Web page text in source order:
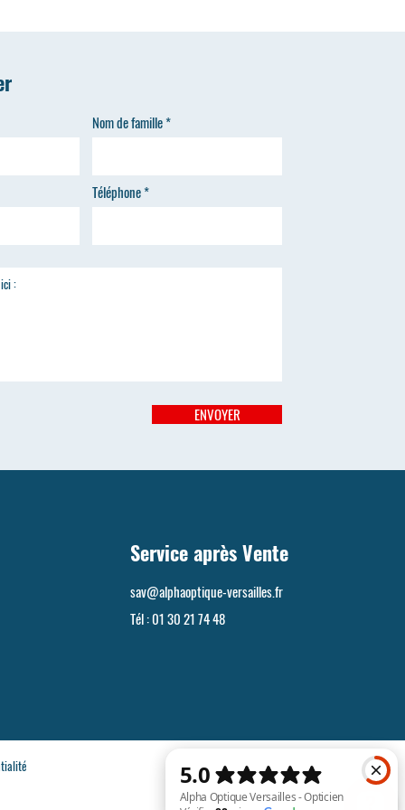
Nom de famille
Téléphone
ENVOYER
Service après Vente
sav@alphaoptique-versailles.fr
Tél :01 30 21 74 48